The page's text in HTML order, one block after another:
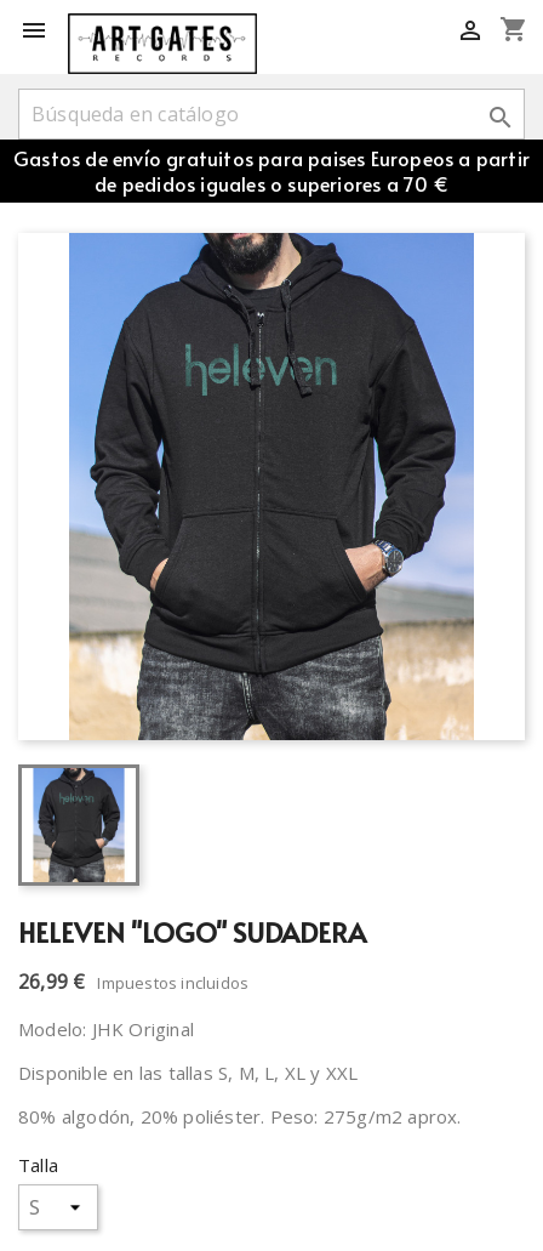
 shopping_cart


Gastos de envío gratuitos para paises Europeos a partir
de pedidos iguales o superiores a 70 €
HELEVEN "LOGO" SUDADERA
26,99 € Impuestos incluidos
Modelo: JHK Original
Disponible en las tallas S, M, L, XL y XXL
80% algodón, 20% poliéster. Peso: 275g/m2 aprox.
Talla